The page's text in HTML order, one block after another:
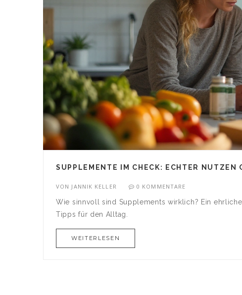
SUPPLEMENTE IM CHECK: ECHTER NUTZEN
VON JANNIK KELLER 0 KOMMENTARE
Wie sinnvoll sind Supplements wirklich? Ein
Tipps für den Alltag.
WEITERLESEN